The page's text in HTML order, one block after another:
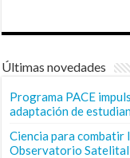
Últimas novedades
Programa PACE
adaptación de
Ciencia para combatir
Observatorio Satelital